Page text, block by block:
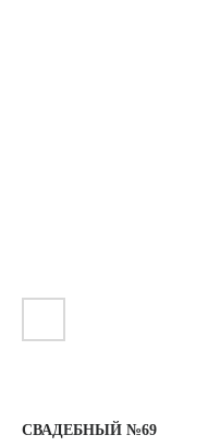
СВАДЕБНЫЙ №69